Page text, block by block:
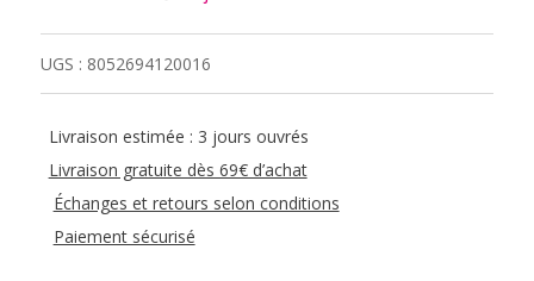
UGS : 8052694120016
Livraison estimée : 3 jours ouvrés
Livraison gratuite dès 69€ d’achat
Échanges et retours selon conditions
Paiement sécurisé